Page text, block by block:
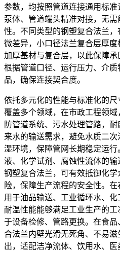
参数，均按照管道连接通用标准
泵体、管道端头精准对接，无
性。不同类型的钢塑复合法兰
微差异，小口径法兰复合层厚
加厚基材与复合层，以此保障
根据管道口径、运行压力、介
品，确保连接契合度。
依托多元化的性能与标准化的
覆盖多个领域，在市政工程领
防管道系统、污水处理管路，
来水的输送需求，避免水质二
湿环境，保障管网长期稳定运
液、化学试剂、腐蚀性流体的
钢塑复合法兰，可有效抵御化
险，保障生产流程的安全性。
用于油品输送、工业循环水、
耐温性能能够满足工业生产的
于设备检修、管路更换。在食
合法兰内壁光滑无死角、不易
出，适配洁净流体、饮用水、